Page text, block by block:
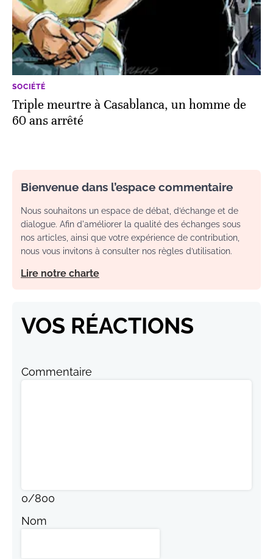
SOCIÉTÉ
Triple meurtre à Casablanca, un homme de
60 ans arrêté
Bienvenue dans l’espace commentaire
Nous souhaitons un espace de débat, d’échange et de
dialogue. Afin d'améliorer la qualité des échanges sous
nos articles, ainsi que votre expérience de contribution,
nous vous invitons à consulter nos règles d’utilisation.
Lire notre charte
VOS RÉACTIONS
Commentaire
0/800
Nom